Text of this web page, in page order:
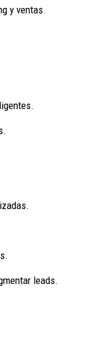
y ventas.
leads.